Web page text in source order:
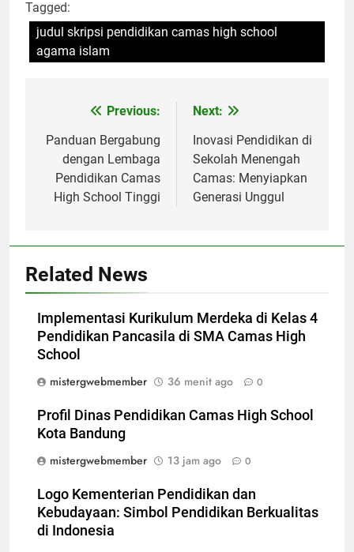
Tagged:
judul skripsi pendidikan camas high school
agama islam
Navigasi
pos
Previous:
Panduan Bergabung
dengan Lembaga
Pendidikan Camas
High School Tinggi
Next:
Inovasi Pendidikan di
Sekolah Menengah
Camas: Menyiapkan
Generasi Unggul
Related News
Implementasi Kurikulum Merdeka di Kelas 4
Pendidikan Pancasila di SMA Camas High
School
mistergwebmember
36 menit ago 0
Profil Dinas Pendidikan Camas High School
Kota Bandung
mistergwebmember
13 jam ago 0
Logo Kementerian Pendidikan dan
Kebudayaan: Simbol Pendidikan Berkualitas
di Indonesia